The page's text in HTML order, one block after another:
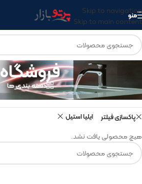
Skip to navigation
Skip to main content
منو
فروشگاه
دسته بندی ها
خانه/فروشگاه
پاکسازی فیلتر ایلیا استیل
هیچ محصولی یافت نشد.